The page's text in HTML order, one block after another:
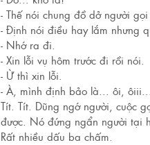
- Thế nói chung đồ dở người
- Định nói điều hay lắm nhưng
- Nhớ ra đi.
- Xin lỗi vụ hôm trước đi rồi nói.
- Ừ thì xin lỗi.
- À, mình định bảo là... ôi,
Tít. Tít. Dũng ngớ người, cuộc
được. Nó đứng ngẩn người tại
Rất nhiều dấu ba chấm.